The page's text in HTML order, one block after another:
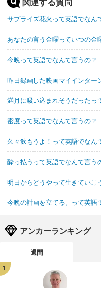
関連する質問
サプライズ花火って英語でなん
あなたの言う金曜っていつの金
今晩って英語でなんて言うの？
昨日録画した映画マイインター
満月に吸い込まれそうだったっ
密度って英語でなんて言うの？
久々飲もうよ！って英語でなん
酔っ払うって英語でなんて言う
明日からどうやって生きていこ
今晩の計画を立てる。って英語
アンカーランキング
週間
1